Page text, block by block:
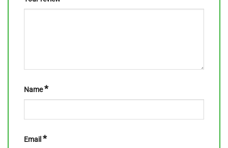
Name*
Email *